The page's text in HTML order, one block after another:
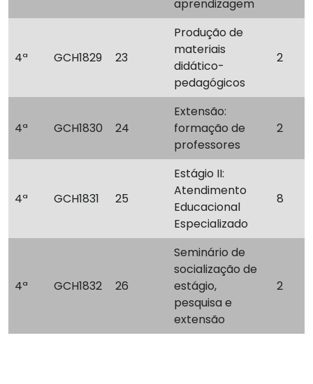
aprendizagem
4ª GCH1829 23
Produção de
materiais
didático-
pedagógicos
2
4ª GCH1830 24
Extensão:
formação de
professores
2
4ª GCH1831 25
Estágio II:
Atendimento
Educacional
Especializado
8
4ª GCH1832 26
Seminário de
socialização de
estágio,
pesquisa e
extensão
2